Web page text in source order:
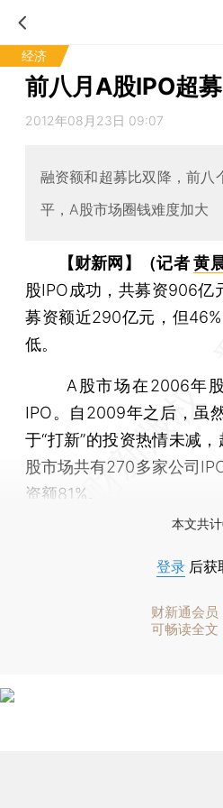
经济
前八月A股IPO超
2012年08月23日 09:07
融资额和超募比双降，前八
平，A股市场圈钱难度加大
【财新网】（记者黄
股IPO成功，共募资906亿
募资额近290亿元，但
低。
A股市场在2006年股
IPO。自2009年之后，虽
于“打新”的投资热情未减
股市场共有270多家公司
资额81%。
本文共
登录 后获
财新通会员
可畅读全文